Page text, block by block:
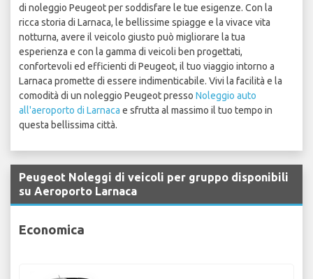
di noleggio Peugeot per soddisfare le tue esigenze. Con la
ricca storia di Larnaca, le bellissime spiagge e la vivace vita
notturna, avere il veicolo giusto può migliorare la tua
esperienza e con la gamma di veicoli ben progettati,
confortevoli ed efficienti di Peugeot, il tuo viaggio intorno a
Larnaca promette di essere indimenticabile. Vivi la facilità e la
comodità di un noleggio Peugeot presso Noleggio auto
all'aeroporto di Larnaca e sfrutta al massimo il tuo tempo in
questa bellissima città.
Peugeot Noleggi di veicoli per gruppo disponibili
su Aeroporto Larnaca
Economica